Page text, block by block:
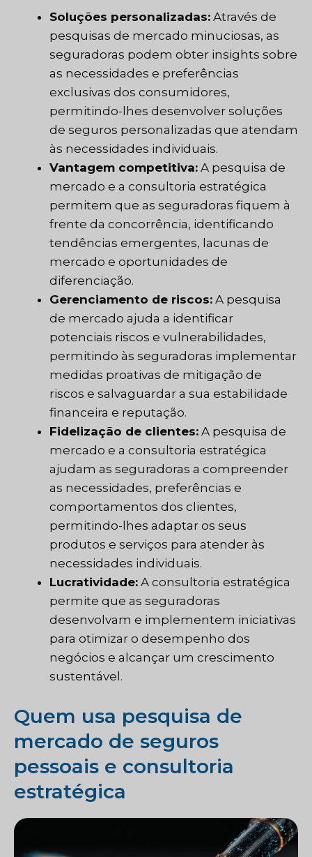
Soluções personalizadas: Através de
pesquisas de mercado minuciosas, as
seguradoras podem obter insights sobre
as necessidades e preferências
exclusivas dos consumidores,
permitindo-lhes desenvolver soluções
de seguros personalizadas que atendam
às necessidades individuais.
Vantagem competitiva: A pesquisa de
mercado e a consultoria estratégica
permitem que as seguradoras fiquem à
frente da concorrência, identificando
tendências emergentes, lacunas de
mercado e oportunidades de
diferenciação.
Gerenciamento de riscos: A pesquisa
de mercado ajuda a identificar
potenciais riscos e vulnerabilidades,
permitindo às seguradoras implementar
medidas proativas de mitigação de
riscos e salvaguardar a sua estabilidade
financeira e reputação.
Fidelização de clientes: A pesquisa de
mercado e a consultoria estratégica
ajudam as seguradoras a compreender
as necessidades, preferências e
comportamentos dos clientes,
permitindo-lhes adaptar os seus
produtos e serviços para atender às
necessidades individuais.
Lucratividade: A consultoria estratégica
permite que as seguradoras
desenvolvam e implementem iniciativas
para otimizar o desempenho dos
negócios e alcançar um crescimento
sustentável.
Quem usa pesquisa de
mercado de seguros
pessoais e consultoria
estratégica